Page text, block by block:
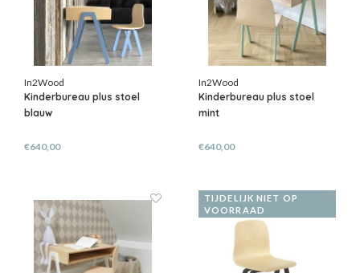
In2Wood
Kinderbureau plus stoel
blauw
€640,00
In2Wood
Kinderbureau plus stoel
mint
€640,00
TIJDELIJK NIET OP
VOORRAAD